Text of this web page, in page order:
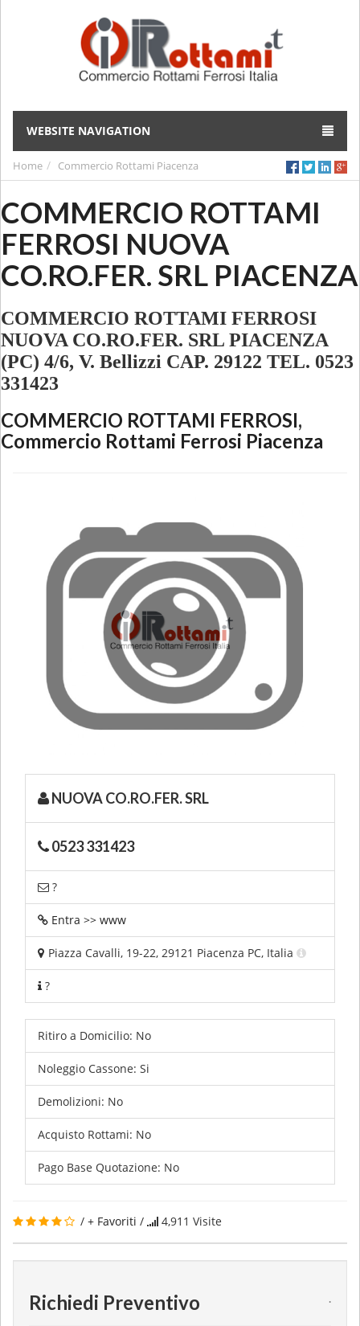
WEBSITE NAVIGATION
Home Commercio Rottami Piacenza
COMMERCIO ROTTAMI
FERROSI NUOVA
CO.RO.FER. SRL PIACENZA
COMMERCIO ROTTAMI FERROSI
NUOVA CO.RO.FER. SRL PIACENZA
(PC) 4/6, V. Bellizzi CAP. 29122 TEL. 0523
331423
COMMERCIO ROTTAMI FERROSI,
Commercio Rottami Ferrosi Piacenza
NUOVA CO.RO.FER. SRL
0523 331423
?
Entra >> www
Piazza Cavalli, 19-22, 29121 Piacenza PC, Italia
?
Ritiro a Domicilio: No
Noleggio Cassone: Si
Demolizioni: No
Acquisto Rottami: No
Pago Base Quotazione: No
/ + Favoriti / 4,911 Visite
Richiedi Preventivo .